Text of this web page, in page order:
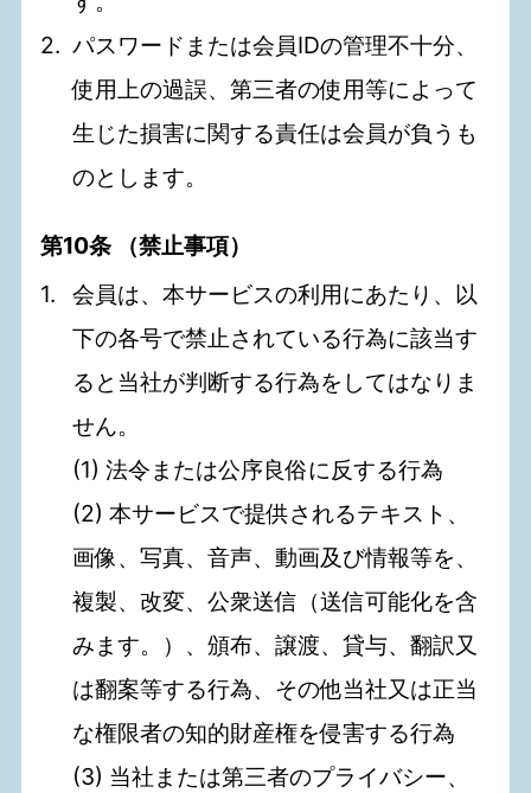
パスワードまたは会員IDの管理不十分、
使用上の過誤、第三者の使用等によって
生じた損害に関する責任は会員が負うも
のとします。
第10条 （禁止事項）
会員は、本サービスの利用にあたり、以
下の各号で禁止されている行為に該当す
ると当社が判断する行為をしてはなりま
せん。
(1) 法令または公序良俗に反する行為
(2) 本サービスで提供されるテキスト、
画像、写真、音声、動画及び情報等を、
複製、改変、公衆送信（送信可能化を含
みます。）、頒布、譲渡、貸与、翻訳又
は翻案等する行為、その他当社又は正当
な権限者の知的財産権を侵害する行為
(3) 当社または第三者のプライバシー、